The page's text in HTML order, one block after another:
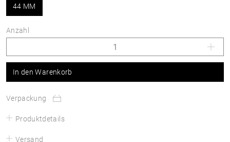
44 MM
Anzahl
In den Warenkorb
Verpackung
Produktdetails
Versand